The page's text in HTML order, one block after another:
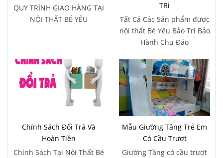
QUY TRÌNH GIAO HÀNG TẠI
NỘI THẤT BÉ YÊU
TRì
Tất Cả Các Sản phẩm được
nội thất Bé Yêu Bảo Trì Bảo
Hành Chu Đáo
Chính Sách Đổi Trả Và
Hoàn Tiền
Chính Sách Tại Nội Thất Bé
Mẫu Giường Tầng Trẻ Em
Có Cầu Trượt
Giường Tầng có cầu trượt